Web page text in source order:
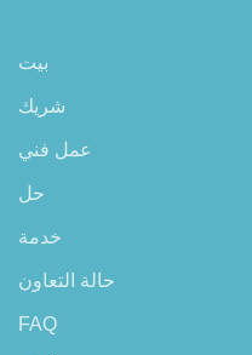
بيت
شريك
عمل فني
حل
خدمة
حالة التعاون
FAQ